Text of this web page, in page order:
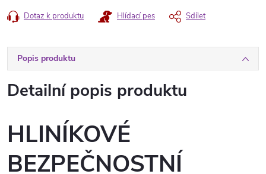
Dotaz k produktu Hlídací pes Sdílet
Popis produktu
Detailní popis produktu
HLINÍKOVÉ
BEZPEČNOSTNÍ